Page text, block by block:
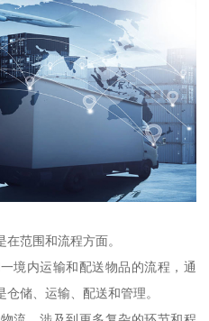
范围和流程方面。
境内运输和配送物品的流程，通
储、运输、配送和管理。